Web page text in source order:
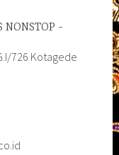
NONSTOP
726 Kotagede